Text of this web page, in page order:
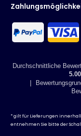
Durchschnittliche
5.00
* gilt für Lieferungen
entnehmen Sie bitte der